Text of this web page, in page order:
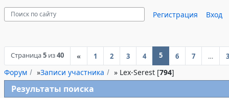
Регистрация Вход
Страница5 из40 « 1 2 3 4 5 6 7 …
Форум »Записи участника » Lex-Serest [794]
Результаты поиска